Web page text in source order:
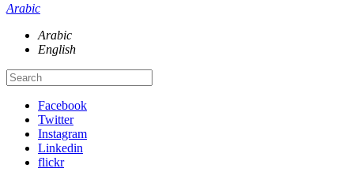
Arabic
Arabic
English
Facebook
Twitter
Instagram
Linkedin
flickr